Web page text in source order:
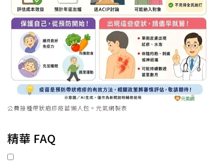
公費接種帶狀疱疹疫苗懶人包。元氣網製表
精華 FAQ